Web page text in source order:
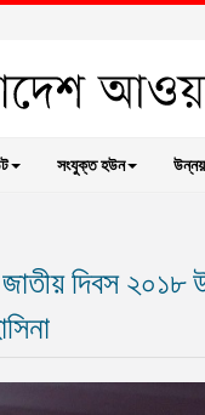
সংযুক্ত হউন
দিবস ২০১৮